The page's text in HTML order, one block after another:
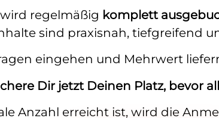
regelmäßig komplett
sind praxisnah, tiefgreifend
eingehen und Mehrwert
Dir jetzt Deinen Platz, bevor
Anzahl erreicht ist, wird die